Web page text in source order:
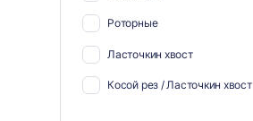
Роторные
Ласточкин хвост
Косой рез / Ласточкин хвост